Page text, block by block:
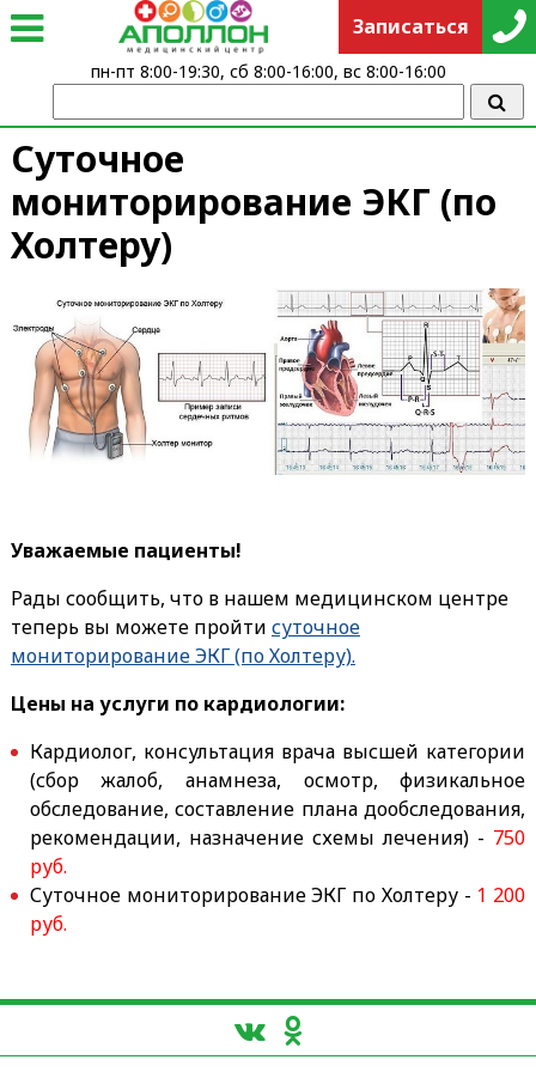
Суточное
мониторирование ЭКГ (по
Холтеру)
Уважаемые пациенты!
Рады сообщить, что в нашем медицинском центре
теперь вы можете пройти суточное
мониторирование ЭКГ (по Холтеру).
Цены на услуги по кардиологии:
Кардиолог, консультация врача высшей категории
(сбор жалоб, анамнеза, осмотр, физикальное
обследование, составление плана дообследования,
рекомендации, назначение схемы лечения) - 750
руб.
Суточное мониторирование ЭКГ по Холтеру - 1 200
руб.
Записаться
пн-пт 8:00-19:30, сб 8:00-16:00, вс 8:00-16:00